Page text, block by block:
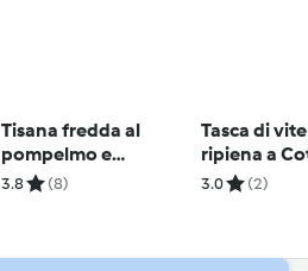
Tisana fredda al
pompelmo e
rosmarino
3.8 (8)
Tasca di
ripiena a
Lenta
3.0 (2)